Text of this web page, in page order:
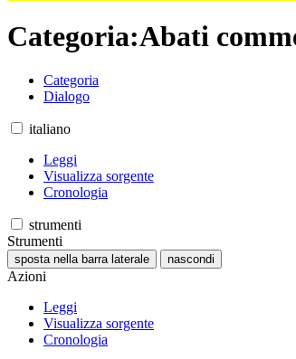
Categoria:Abati
Categoria
Dialogo
italiano
Leggi
Visualizza sorgente
Cronologia
strumenti
Strumenti
sposta nella barra laterale nascondi
Azioni
Leggi
Visualizza sorgente
Cronologia